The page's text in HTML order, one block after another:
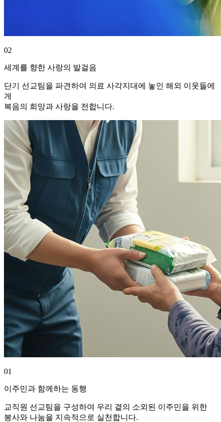
02
세계를 향한 사랑의 발걸음
단기 선교팀을 파견하여 의료 사각지대에 놓인 해외 이웃들에
게
복음의 희망과 사랑을 전합니다.
01
이주민과 함께하는 동행
교직원 선교팀을 구성하여 우리 곁의 소외된 이주민을 위한
봉사와 나눔을 지속적으로 실천합니다.